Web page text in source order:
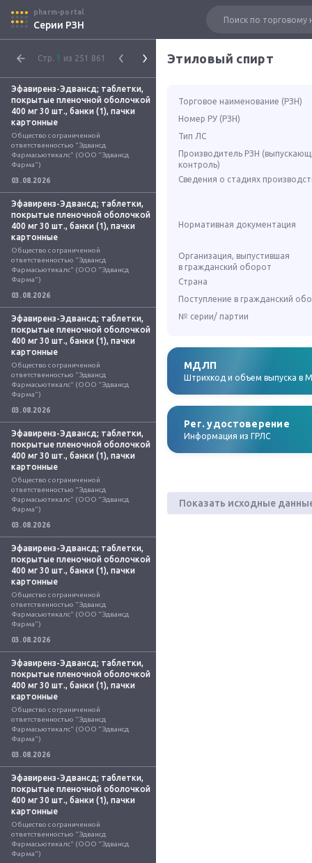
pharm-portal
Серии РЗН
Стр. 1 из 251 861
Эфавиренз-Эдвансд; таблетки,
покрытые пленочной оболочкой
400 мг 30 шт., банки (1), пачки
картонные
Общество с ограниченной
ответственностью "Эдвансд
Фармасьютикалс" (ООО "Эдвансд
Фарма")
03.08.2026
Эфавиренз-Эдвансд; таблетки,
покрытые пленочной оболочкой
400 мг 30 шт., банки (1), пачки
картонные
Общество с ограниченной
ответственностью "Эдвансд
Фармасьютикалс" (ООО "Эдвансд
Фарма")
03.08.2026
Эфавиренз-Эдвансд; таблетки,
покрытые пленочной оболочкой
400 мг 30 шт., банки (1), пачки
картонные
Общество с ограниченной
ответственностью "Эдвансд
Фармасьютикалс" (ООО "Эдвансд
Фарма")
03.08.2026
Эфавиренз-Эдвансд; таблетки,
покрытые пленочной оболочкой
400 мг 30 шт., банки (1), пачки
картонные
Общество с ограниченной
ответственностью "Эдвансд
Фармасьютикалс" (ООО "Эдвансд
Фарма")
03.08.2026
Эфавиренз-Эдвансд; таблетки,
покрытые пленочной оболочкой
400 мг 30 шт., банки (1), пачки
картонные
Общество с ограниченной
ответственностью "Эдвансд
Фармасьютикалс" (ООО "Эдвансд
Фарма")
03.08.2026
Эфавиренз-Эдвансд; таблетки,
покрытые пленочной оболочкой
400 мг 30 шт., банки (1), пачки
картонные
Общество с ограниченной
ответственностью "Эдвансд
Фармасьютикалс" (ООО "Эдвансд
Фарма")
03.08.2026
Эфавиренз-Эдвансд; таблетки,
покрытые пленочной оболочкой
400 мг 30 шт., банки (1), пачки
картонные
Общество с ограниченной
ответственностью "Эдвансд
Фармасьютикалс" (ООО "Эдвансд
Фарма")
Этиловый спирт
Торговое наименование (РЗН)
Номер РУ (РЗН)
Тип ЛС
Производитель РЗН
контроль)
Сведения о стадиях
Нормативная документация
Организация, выпустившая
в гражданский оборот
Страна
Поступление в гражданский
№ серии/ партии
МДЛП
Штрихкод и объем выпуска в
Рег. удостоверение
Информация из ГРЛС
Показать исходные